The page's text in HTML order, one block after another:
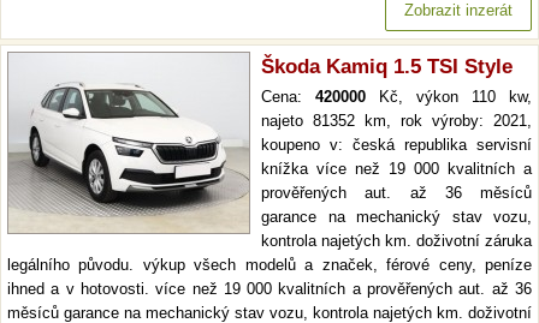
Zobrazit inzerát
Škoda Kamiq 1.5 TSI Style
Cena: 420000 Kč, výkon 110 kw,
najeto 81352 km, rok výroby: 2021,
koupeno v: česká republika servisní
knížka více než 19 000 kvalitních a
prověřených aut. až 36 měsíců
garance na mechanický stav vozu,
kontrola najetých km. doživotní záruka
legálního původu. výkup všech modelů a značek, férové ceny, peníze
ihned a v hotovosti. více než 19 000 kvalitních a prověřených aut. až 36
měsíců garance na mechanický stav vozu, kontrola najetých km. doživotní